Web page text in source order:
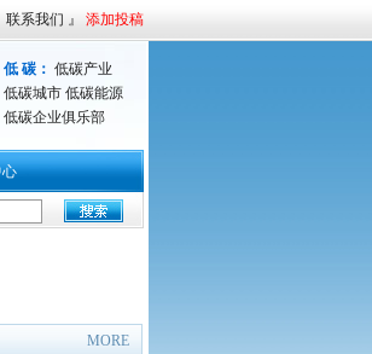
联系我们 』 添加投稿
低 碳： 低碳产业
低碳城市 低碳能源
低碳企业俱乐部
北京泛能文化传媒有限公司
MORE